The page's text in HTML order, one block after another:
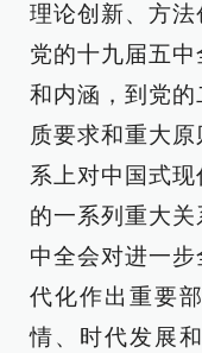
理论创新、方
党的十九届五
和内涵，到党
质要求和重大
系上对中国式
的一系列重大
中全会对进一
代化作出重要
情、时代发展